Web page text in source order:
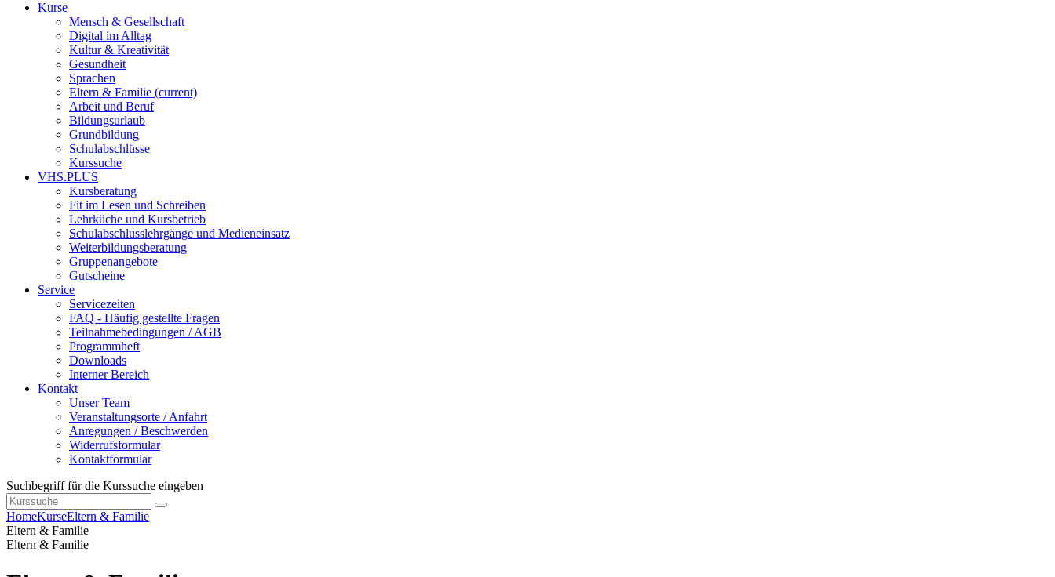
Kurse
Mensch & Gesellschaft
Digital im Alltag
Kultur & Kreativität
Gesundheit
Sprachen
Eltern & Familie (current)
Arbeit und Beruf
Bildungsurlaub
Grundbildung
Schulabschlüsse
Kurssuche
VHS.PLUS
Kursberatung
Fit im Lesen und Schreiben
Lehrküche und Kursbetrieb
Schulabschlusslehrgänge und Medieneinsatz
Weiterbildungsberatung
Gruppenangebote
Gutscheine
Service
Servicezeiten
FAQ - Häufig gestellte Fragen
Teilnahmebedingungen / AGB
Programmheft
Downloads
Interner Bereich
Kontakt
Unser Team
Veranstaltungsorte / Anfahrt
Anregungen / Beschwerden
Widerrufsformular
Kontaktformular
Suchbegriff für die Kurssuche eingeben
HomeKurseEltern & Familie
Eltern & Familie
Eltern & Familie